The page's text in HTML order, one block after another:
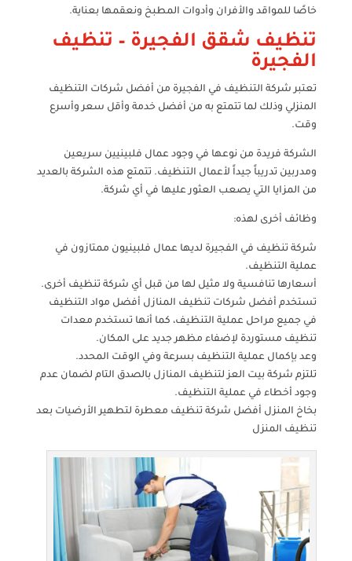
خاصًا للمواقد والأفران وأدوات المطبخ ونعقمها بعناية.
تنظيف شقق الفجيرة – تنظيف
الفجيرة
تعتبر شركة التنظيف في الفجيرة من أفضل شركات التنظيف
المنزلي وذلك لما تتمتع به من أفضل خدمة وأقل سعر وأسرع
وقت.
الشركة فريدة من نوعها في وجود عمال فلبينيين سريعين
ومدربين تدريباً جيداً لأعمال التنظيف. تتمتع هذه الشركة بالعديد
من المزايا التي يصعب العثور عليها في أي شركة.
وظائف أخرى لهذه:
شركة تنظيف في الفجيرة لديها عمال فلبينيون ممتازون في
عملية التنظيف.
أسعارها تنافسية ولا مثيل لها من قبل أي شركة تنظيف أخرى.
تستخدم أفضل شركات تنظيف المنازل أفضل مواد التنظيف
في جميع مراحل عملية التنظيف، كما أنها تستخدم معدات
تنظيف مستوردة لإضفاء مظهر جديد على المكان.
وعد بإكمال عملية التنظيف بسرعة وفي الوقت المحدد.
تلتزم شركة بيت العز لتنظيف المنازل بالصدق التام لضمان عدم
وجود أخطاء في عملية التنظيف.
بخاخ المنزل أفضل شركة تنظيف معطرة لتطهير الأرضيات بعد
تنظيف المنزل